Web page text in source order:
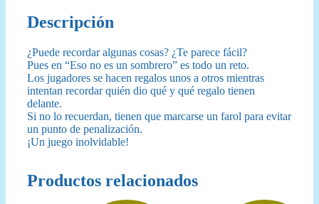
Descripción
¿Puede recordar algunas cosas? ¿Te parece fácil?
Pues en “Eso no es un sombrero” es todo un reto.
Los jugadores se hacen regalos unos a otros mientras
intentan recordar quién dio qué y qué regalo tienen
delante.
Si no lo recuerdan, tienen que marcarse un farol para evitar
un punto de penalización.
¡Un juego inolvidable!
Productos relacionados